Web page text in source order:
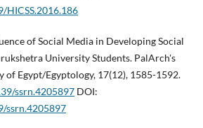
HICSS.2016.186
of Social Media in Developing Social
University Students. PalArch's
of Egypt/Egyptology, 17(12), 1585-1592.
ssrn.4205897DOI:
ssrn.4205897